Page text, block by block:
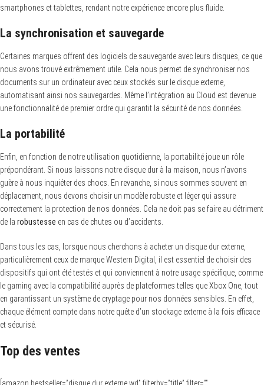
smartphones et tablettes, rendant notre expérience encore plus fluide.
La synchronisation et sauvegarde
Certaines marques offrent des logiciels de sauvegarde avec leurs disques, ce que
nous avons trouvé extrêmement utile. Cela nous permet de synchroniser nos
documents sur un ordinateur avec ceux stockés sur le disque externe,
automatisant ainsi nos sauvegardes. Même l’intégration au Cloud est devenue
une fonctionnalité de premier ordre qui garantit la sécurité de nos données.
La portabilité
Enfin, en fonction de notre utilisation quotidienne, la portabilité joue un rôle
prépondérant. Si nous laissons notre disque dur à la maison, nous n’avons
guère à nous inquiéter des chocs. En revanche, si nous sommes souvent en
déplacement, nous devons choisir un modèle robuste et léger qui assure
correctement la protection de nos données. Cela ne doit pas se faire au détriment
de la robustesse en cas de chutes ou d’accidents.
Dans tous les cas, lorsque nous cherchons à acheter un disque dur externe,
particulièrement ceux de marque Western Digital, il est essentiel de choisir des
dispositifs qui ont été testés et qui conviennent à notre usage spécifique, comme
le gaming avec la compatibilité auprès de plateformes telles que Xbox One, tout
en garantissant un système de cryptage pour nos données sensibles. En effet,
chaque élément compte dans notre quête d’un stockage externe à la fois efficace
et sécurisé.
Top des ventes